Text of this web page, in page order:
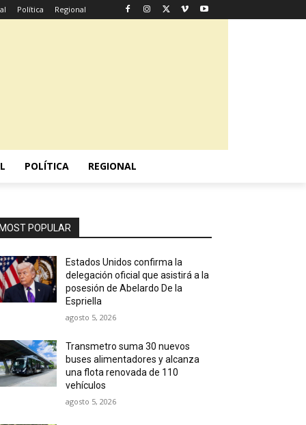
Política Regional
POLÍTICA REGIONAL
MOST POPULAR
Estados Unidos confirma la
delegación oficial que asistirá a la
posesión de Abelardo De la
Espriella
agosto 5, 2026
Transmetro suma 30 nuevos
buses alimentadores y alcanza
una flota renovada de 110
vehículos
agosto 5, 2026